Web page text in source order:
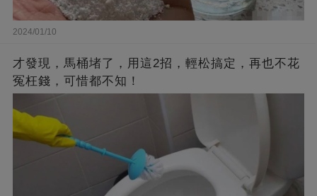
2024/01/10
才發現，馬桶堵了，用這2招，輕松搞定，再也不花
冤枉錢，可惜都不知！